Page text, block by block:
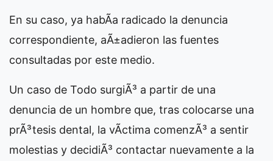
En su caso, ya habÃ­a radicado la denuncia
correspondiente, aÃ±adieron las fuentes
consultadas por este medio.
Un caso de Todo surgiÃ³ a partir de una
denuncia de un hombre que, tras colocarse una
prÃ³tesis dental, la vÃ­ctima comenzÃ³ a sentir
molestias y decidiÃ³ contactar nuevamente a la